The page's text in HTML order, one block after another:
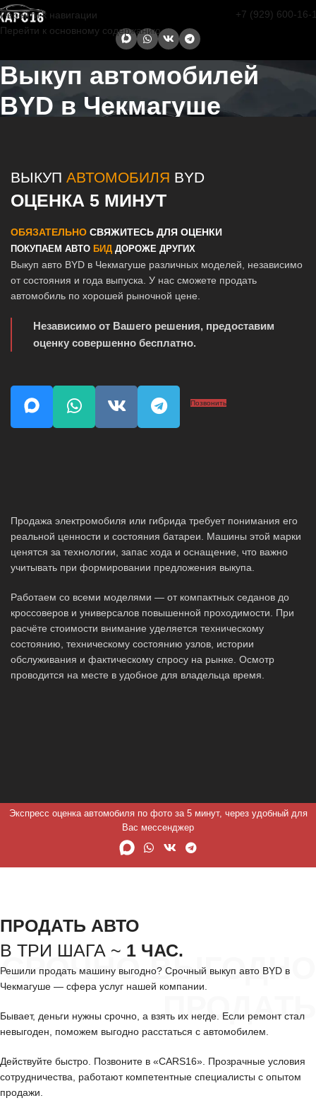
Перейти к навигации
Перейти к основному содержанию
+7 (929) 600-16-
Выкуп автомобилей
BYD в Чекмагуше
ВЫКУП АВТОМОБИЛЯ BYD
ОЦЕНКА 5 МИНУТ
ОБЯЗАТЕЛЬНО СВЯЖИТЕСЬ ДЛЯ ОЦЕНКИ
ПОКУПАЕМ АВТО БИД ДОРОЖЕ ДРУГИХ
Выкуп авто BYD в Чекмагуше различных моделей, независимо
от состояния и года выпуска. У нас сможете продать
автомобиль по хорошей рыночной цене.
Независимо от Вашего решения, предоставим
оценку совершенно бесплатно.
Позвонить
Продажа электромобиля или гибрида требует понимания его
реальной ценности и состояния батареи. Машины этой марки
ценятся за технологии, запас хода и оснащение, что важно
учитывать при формировании предложения выкупа.
Работаем со всеми моделями — от компактных седанов до
кроссоверов и универсалов повышенной проходимости. При
расчёте стоимости внимание уделяется техническому
состоянию, техническому состоянию узлов, истории
обслуживания и фактическому спросу на рынке. Осмотр
проводится на месте в удобное для владельца время.
Экспресс оценка автомобиля по фото за 5 минут, через удобный для
Вас мессенджер
СРОЧНО ВЫГОДНО
ПРОДАТЬ
ПРОДАТЬ АВТО
В ТРИ ШАГА ~ 1 ЧАС.
Решили продать машину выгодно? Срочный выкуп авто BYD в
Чекмагуше — сфера услуг нашей компании.
Бывает, деньги нужны срочно, а взять их негде. Если ремонт стал
невыгоден, поможем выгодно расстаться с автомобилем.
Действуйте быстро. Позвоните в «CARS16». Прозрачные условия
сотрудничества, работают компетентные специалисты с опытом
продажи.